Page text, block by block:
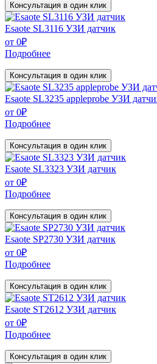
Консультация в один клик
Esaote SL3116 УЗИ датчик
от 0₽
Подробнее
Консультация в один клик
Esaote SL3235 appleprobe УЗИ
от 0₽
Подробнее
Консультация в один клик
Esaote SL3323 УЗИ датчик
от 0₽
Подробнее
Консультация в один клик
Esaote SP2730 УЗИ датчик
от 0₽
Подробнее
Консультация в один клик
Esaote ST2612 УЗИ датчик
от 0₽
Подробнее
Консультация в один клик